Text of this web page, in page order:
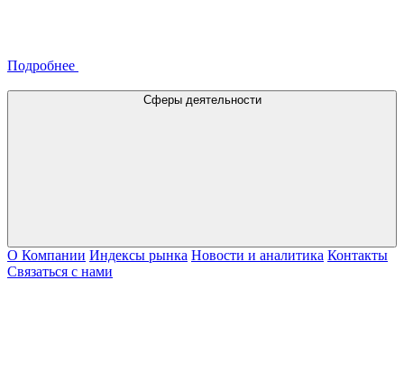
Подробнее
Сферы деятельности
О Компании Индексы рынка Новости и аналитика Контакты
Связаться с нами